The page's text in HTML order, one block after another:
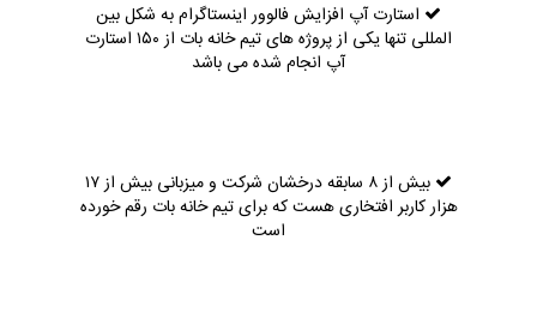
استارت آپ افزایش فالوور اینستاگرام به شکل بین
المللی تنها یکی از پروژه های تیم خانه بات از ۱۵۰ استارت
آپ انجام شده می باشد
بیش از ۸ سابقه درخشان شرکت و میزبانی بیش از ۱۷
هزار کاربر افتخاری هست که برای تیم خانه بات رقم خورده
است